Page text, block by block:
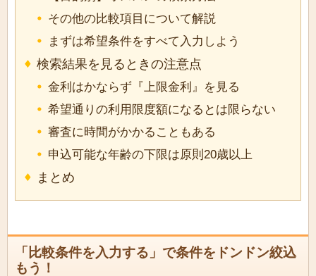
その他の比較項目について解説
まずは希望条件をすべて入力しよう
検索結果を見るときの注意点
金利はかならず『上限金利』を見る
希望通りの利用限度額になるとは限らない
審査に時間がかかることもある
申込可能な年齢の下限は原則20歳以上
まとめ
「比較条件を入力する」で条件をドンドン絞込
もう！